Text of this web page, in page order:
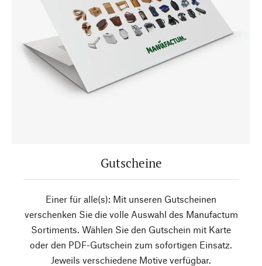
Gutscheine
Einer für alle(s): Mit unseren Gutscheinen
verschenken Sie die volle Auswahl des Manufactum
Sortiments. Wählen Sie den Gutschein mit Karte
oder den PDF-Gutschein zum sofortigen Einsatz.
Jeweils verschiedene Motive verfügbar.